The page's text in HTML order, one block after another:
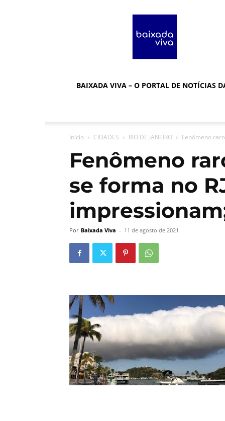
Viva
BAIXADA VIVA – O PORTAL DE NOTÍCIAS
Início CIDADES RIO DE JANEIRO Fenômeno
Fenômeno
se forma no
Por Baixada Viva - 11 de agosto de 2021